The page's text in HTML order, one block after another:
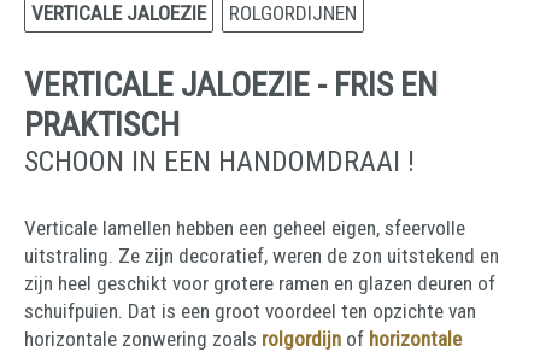
VERTICALE JALOEZIE
ROLGORDIJNEN
VERTICALE JALOEZIE - FRIS EN
PRAKTISCH
SCHOON IN EEN HANDOMDRAAI !
Verticale lamellen hebben een geheel eigen, sfeervolle
uitstraling. Ze zijn decoratief, weren de zon uitstekend en
zijn heel geschikt voor grotere ramen en glazen deuren of
schuifpuien. Dat is een groot voordeel ten opzichte van
horizontale zonwering zoals rolgordijn of horizontale